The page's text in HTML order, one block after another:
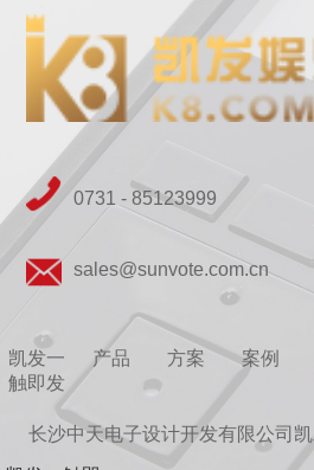
0731 - 85123999
sales@sunvote.com.cn
凯发一
触即发
产品 方案 案例
长沙中天电子设计开发有限公司